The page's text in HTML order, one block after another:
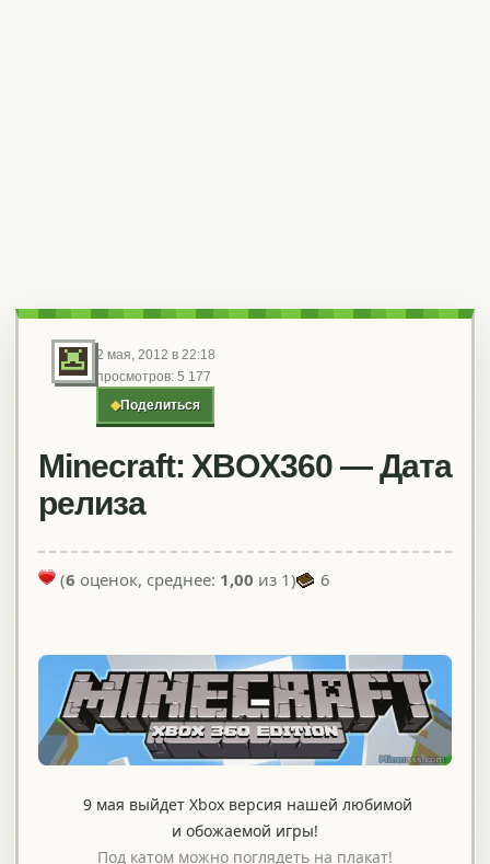
2 мая, 2012 в 22:18
просмотров: 5 177
◆Поделиться
Minecraft: XBOX360 — Дата
релиза
(6 оценок, среднее: 1,00 из 1) 6
9 мая выйдет Xbox версия нашей любимой
и обожаемой игры!
Под катом можно поглядеть на плакат!